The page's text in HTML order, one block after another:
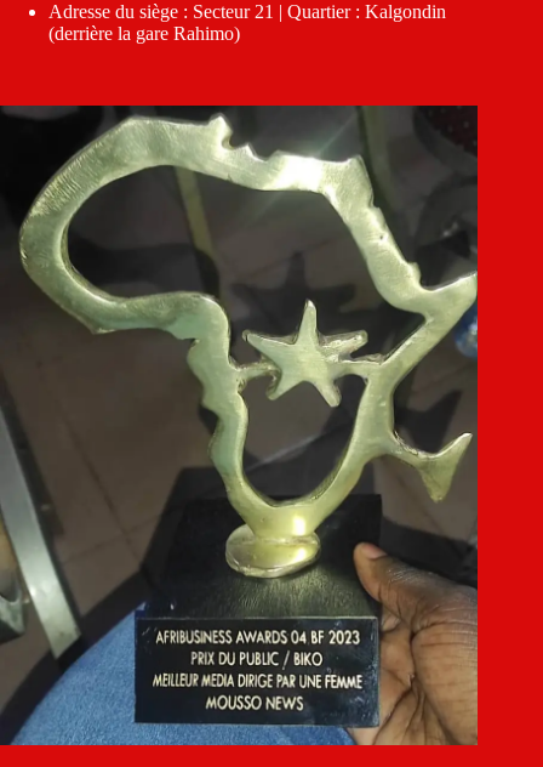
Adresse du siège : Secteur 21 | Quartier : Kalgondin
(derrière la gare Rahimo)